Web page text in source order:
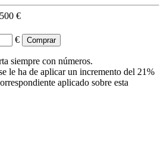
€
€
siempre con números.
le ha de aplicar un incremento del 21%
aplicado sobre esta